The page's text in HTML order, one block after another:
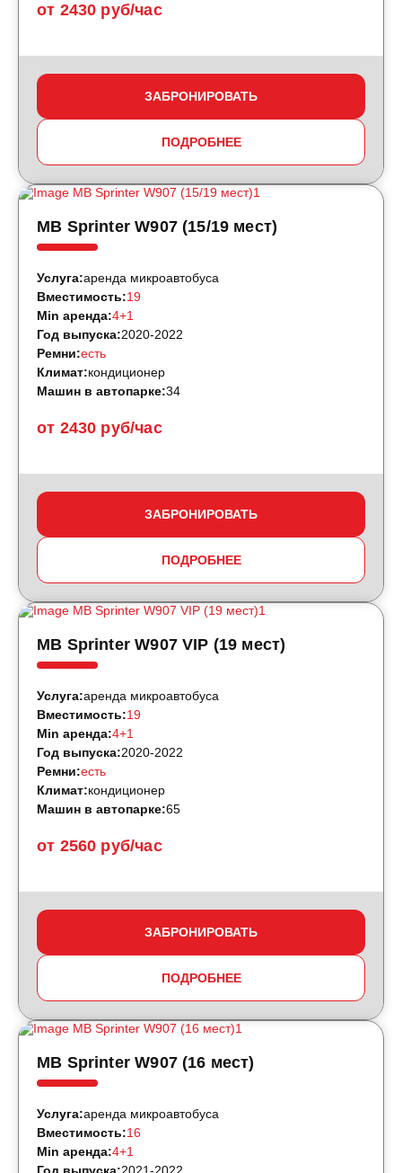
от 2430 руб/час
ЗАБРОНИРОВАТЬ
ПОДРОБНЕЕ
MB Sprinter W907 (15/19 мест)
от 2430 руб/час
Услуга:аренда микроавтобуса
Вместимость:19
Min аренда:4+1
Год выпуска:2020-2022
Ремни:есть
Климат:кондиционер
Машин в автопарке:34
ЗАБРОНИРОВАТЬ
ПОДРОБНЕЕ
MB Sprinter W907 VIP (19 мест)
от 2560 руб/час
Услуга:аренда микроавтобуса
Вместимость:19
Min аренда:4+1
Год выпуска:2020-2022
Ремни:есть
Климат:кондиционер
Машин в автопарке:65
ЗАБРОНИРОВАТЬ
ПОДРОБНЕЕ
MB Sprinter W907 (16 мест)
Услуга:аренда микроавтобуса
Вместимость:16
Min аренда:4+1